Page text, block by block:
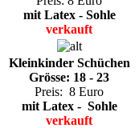
mit Latex - Sohle
verkauft
Kleinkinder Schüchen
Grösse: 18 - 23
Preis: 8 Euro
mit Latex - Sohle
verkauft